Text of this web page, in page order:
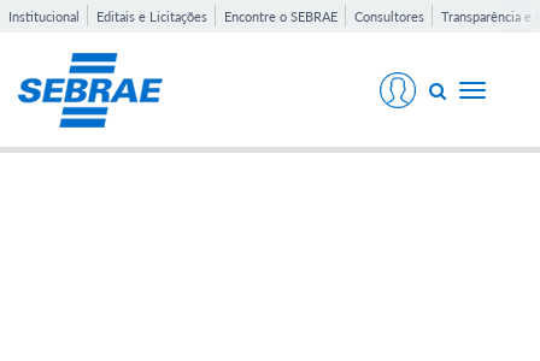
Institucional Editais e Licitações Encontre o SEBRAE Consultores Transparência e
Toggle